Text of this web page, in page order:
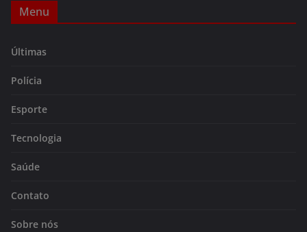
Menu
Últimas
Polícia
Esporte
Tecnologia
Saúde
Contato
Sobre nós